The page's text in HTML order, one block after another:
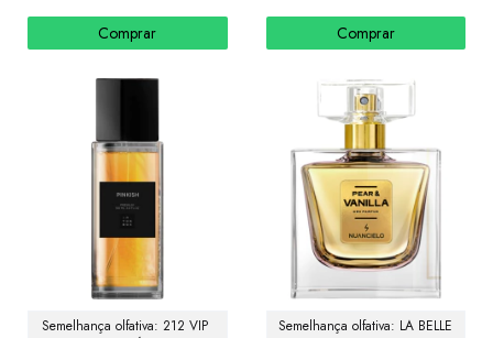
Comprar Comprar
Semelhança olfativa: 212 VIP
Semelhança olfativa: LA BELLE